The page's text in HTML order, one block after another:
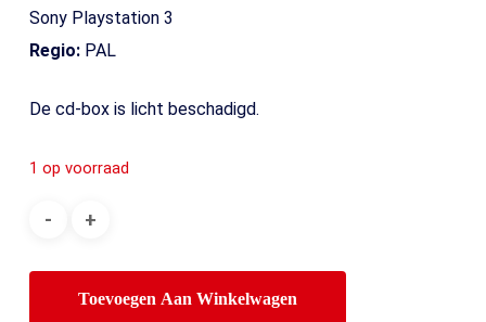
Sony Playstation 3
Regio:PAL
De cd-box is licht beschadigd.
1 op voorraad
Toevoegen Aan Winkelwagen